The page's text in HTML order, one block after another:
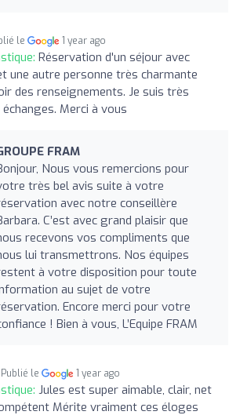
le 1 year ago
Réservation d'un séjour avec
une autre personne très charmante
des renseignements. Je suis très
Merci à vous
FRAM
Nous vous remercions pour
très bel avis suite à votre
avec notre conseillère
C’est avec grand plaisir que
recevons vos compliments que
lui transmettrons. Nos équipes
à votre disposition pour toute
au sujet de votre
Encore merci pour votre
! Bien à vous, L’Equipe FRAM
Publié le 1 year ago
Jules est super aimable, clair, net
Mérite vraiment ces éloges